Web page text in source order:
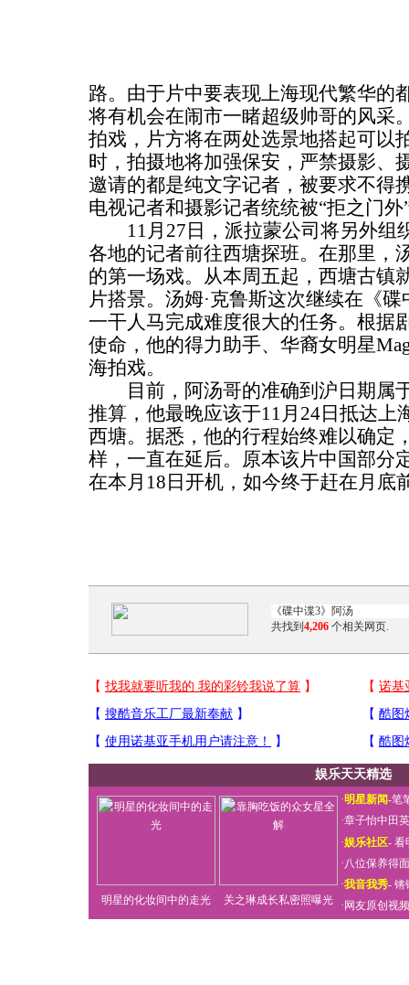
路。由于片中要表现上海现代繁华的
将有机会在闹市一睹超级帅哥的风采
拍戏，片方将在两处选景地搭起可以
时，拍摄地将加强保安，严禁摄影、
邀请的都是纯文字记者，被要求不得
电视记者和摄影记者统统被“拒之门外
11月27日，派拉蒙公司将另外组
各地的记者前往西塘探班。在那里，
的第一场戏。从本周五起，西塘古镇
片搭景。汤姆·克鲁斯这次继续在《
一干人马完成难度很大的任务。根据
使命，他的得力助手、华裔女明星
海拍戏。
目前，阿汤哥的准确到沪日期属
推算，他最晚应该于11月24日抵达上
西塘。据悉，他的行程始终难以确定
样，一直在延后。原本该片中国部分
在本月18日开机，如今终于赶在月底
共找到 4,206 个相关网页.
娱乐天天精选
明星的化妆间中的走光 关之琳成长私密照曝光
·明星新闻-笔
·章子怡中田
·娱乐社区- 看
·八位保养得
·我音我秀- 锵
· 网友原创视